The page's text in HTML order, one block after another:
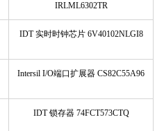
IRLML6302TR
IDT 实时时钟芯片 6V40102NLGI8
Intersil I/O端口扩展器 CS82C55A96
IDT 锁存器 74FCT573CTQ